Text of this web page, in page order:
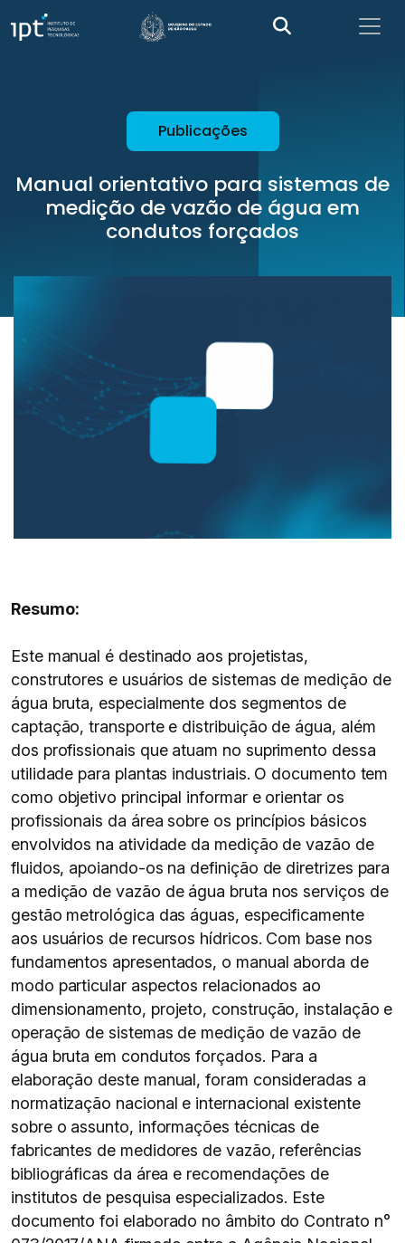
Publicações
Manual orientativo para sistemas de
medição de vazão de água em
condutos forçados
Resumo:
Este manual é destinado aos projetistas,
construtores e usuários de sistemas de medição de
água bruta, especialmente dos segmentos de
captação, transporte e distribuição de água, além
dos profissionais que atuam no suprimento dessa
utilidade para plantas industriais. O documento tem
como objetivo principal informar e orientar os
profissionais da área sobre os princípios básicos
envolvidos na atividade da medição de vazão de
fluidos, apoiando-os na definição de diretrizes para
a medição de vazão de água bruta nos serviços de
gestão metrológica das águas, especificamente
aos usuários de recursos hídricos. Com base nos
fundamentos apresentados, o manual aborda de
modo particular aspectos relacionados ao
dimensionamento, projeto, construção, instalação e
operação de sistemas de medição de vazão de
água bruta em condutos forçados. Para a
elaboração deste manual, foram consideradas a
normatização nacional e internacional existente
sobre o assunto, informações técnicas de
fabricantes de medidores de vazão, referências
bibliográficas da área e recomendações de
institutos de pesquisa especializados. Este
documento foi elaborado no âmbito do Contrato n°